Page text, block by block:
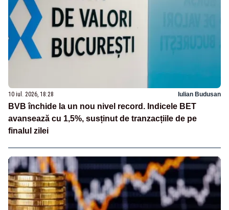
10 iul. 2026, 18:28 Iulian Budusan
BVB închide la un nou nivel record. Indicele BET
avansează cu 1,5%, susținut de tranzacțiile de pe
finalul zilei